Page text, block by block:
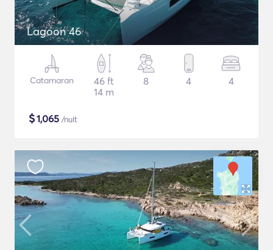
Lagoon 46
Catamaran
46 ft
14 m
8 4 4
$1,065 /nuit